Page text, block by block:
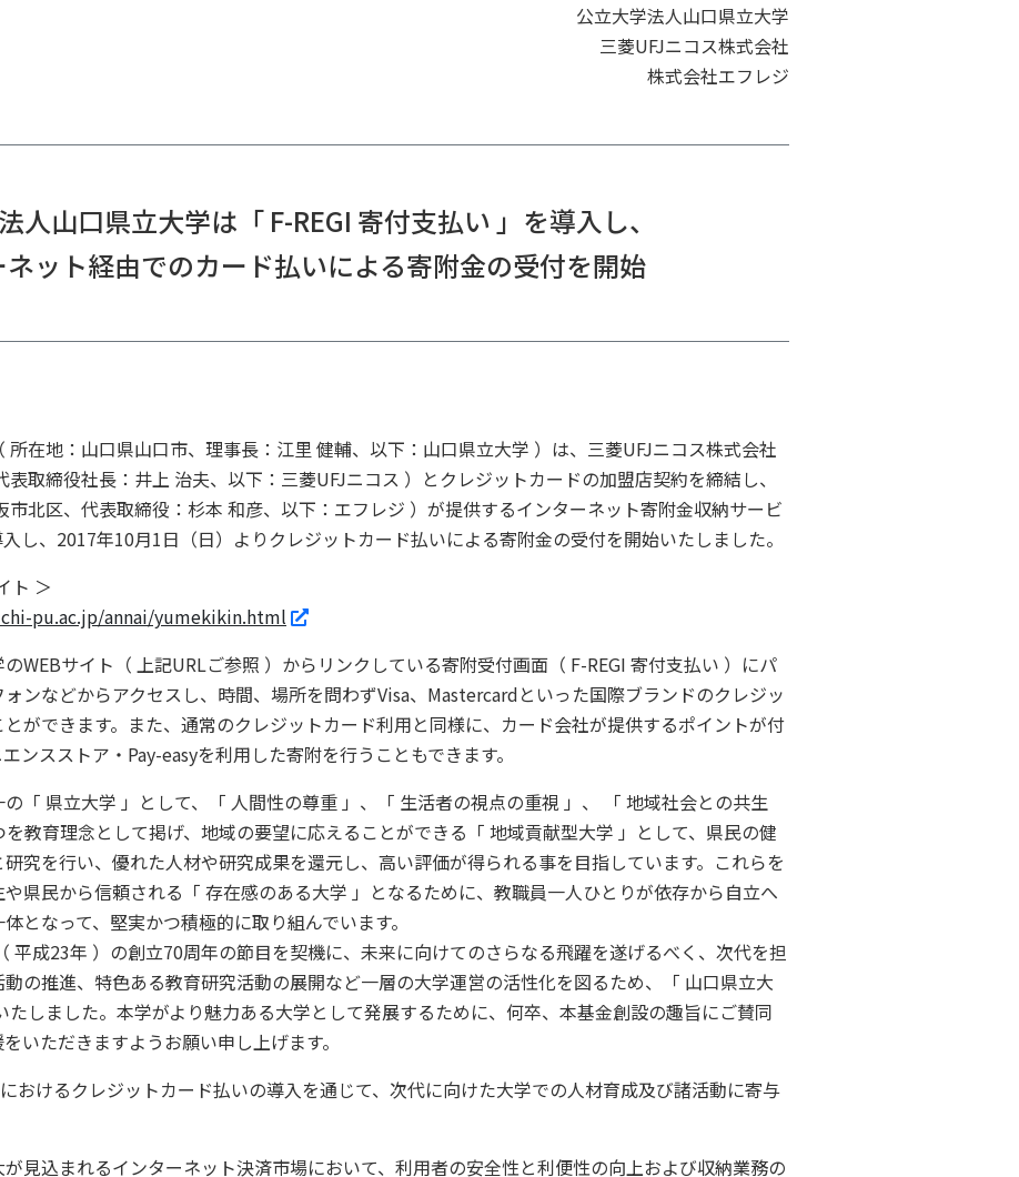
公立大学法人山口県立大学
三菱UFJニコス株式会社
株式会社エフレジ
人山口県立大学は「 F-REGI 寄付支払い 」を導入し、
ネット経由でのカード払いによる寄附金の受付を開始
在地：山口県山口市、理事長：江里 健輔、以下：山口県立大学 ）は、三菱UFJニコス株式会社
表取締役社長：井上 治夫、以下：三菱UFJニコス ）とクレジットカードの加盟店契約を締結し、
北区、代表取締役：杉本 和彦、以下：エフレジ ）が提供するインターネット寄附金収納サービ
し、2017年10月1日（日）よりクレジットカード払いによる寄附金の受付を開始いたしました。
ト ＞
pu.ac.jp/annai/yumekikin.html
WEBサイト（ 上記URLご参照 ）からリンクしている寄附受付画面（ F-REGI 寄付支払い ）にパ
ンなどからアクセスし、時間、場所を問わずVisa、Mastercardといった国際ブランドのクレジッ
ができます。また、通常のクレジットカード利用と同様に、カード会社が提供するポイントが付
ンスストア・Pay-easyを利用した寄附を行うこともできます。
「 県立大学 」として、「 人間性の尊重 」、「 生活者の視点の重視 」、 「 地域社会との共生
教育理念として掲げ、地域の要望に応えることができる「 地域貢献型大学 」として、県民の健
究を行い、優れた人材や研究成果を還元し、高い評価が得られる事を目指しています。これらを
県民から信頼される「 存在感のある大学 」となるために、教職員一人ひとりが依存から自立へ
となって、堅実かつ積極的に取り組んでいます。
平成23年 ）の創立70周年の節目を契機に、未来に向けてのさらなる飛躍を遂げるべく、次代を担
の推進、特色ある教育研究活動の展開など一層の大学運営の活性化を図るため、「 山口県立大
しました。本学がより魅力ある大学として発展するために、何卒、本基金創設の趣旨にご賛同
いただきますようお願い申し上げます。
おけるクレジットカード払いの導入を通じて、次代に向けた大学での人材育成及び諸活動に寄与
見込まれるインターネット決済市場において、利用者の安全性と利便性の向上および収納業務の